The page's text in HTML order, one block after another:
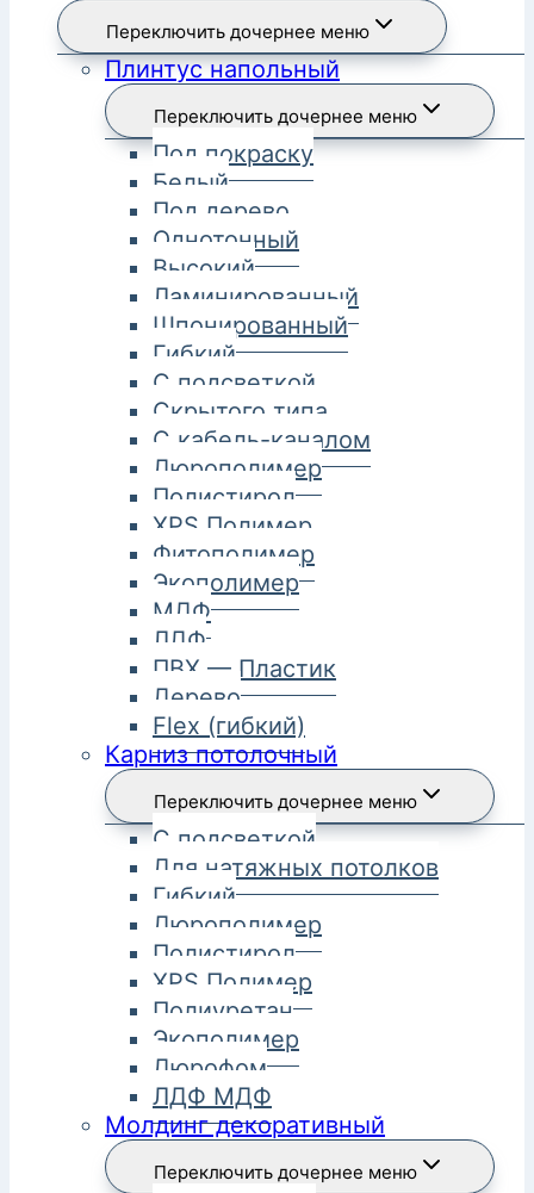
Переключить дочернее меню
Плинтус напольный
Переключить дочернее меню
Под покраску
Белый
Под дерево
Однотонный
Высокий
Ламинированный
Шпонированный
Гибкий
С подсветкой
Скрытого типа
С кабель-каналом
Дюрополимер
Полистирол
XPS Полимер
Фитополимер
Экополимер
МДФ
ЛДФ
ПВХ — Пластик
Дерево
Flex (гибкий)
Карниз потолочный
Переключить дочернее меню
С подсветкой
Для натяжных потолков
Гибкий
Дюрополимер
Полистирол
XPS Полимер
Полиуретан
Экополимер
Дюрофом
ЛДФ МДФ
Молдинг декоративный
Переключить дочернее меню